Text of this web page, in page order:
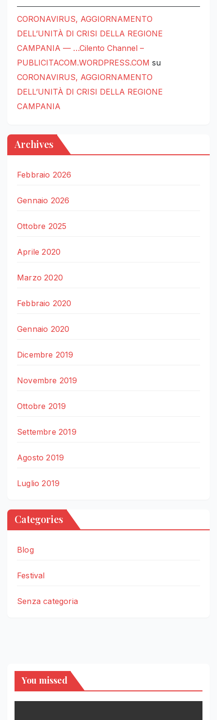
CORONAVIRUS, AGGIORNAMENTO
DELL’UNITÀ DI CRISI DELLA REGIONE
CAMPANIA — …Cilento Channel –
PUBLICITACOM.WORDPRESS.COM su
CORONAVIRUS, AGGIORNAMENTO
DELL’UNITÀ DI CRISI DELLA REGIONE
CAMPANIA
Archives
Febbraio 2026
Gennaio 2026
Ottobre 2025
Aprile 2020
Marzo 2020
Febbraio 2020
Gennaio 2020
Dicembre 2019
Novembre 2019
Ottobre 2019
Settembre 2019
Agosto 2019
Luglio 2019
Categories
Blog
Festival
Senza categoria
You missed